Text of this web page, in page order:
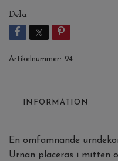
Dela
Artikelnummer: 94
INFORMATION
En omfamnande
Urnan placeras i mitten